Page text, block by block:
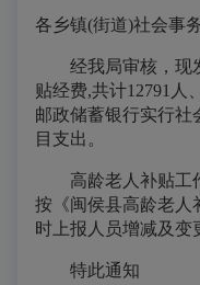
各乡镇(街道)社会事
经我局审核，现发
贴经费,共计12791人
邮政储蓄银行实行社
目支出。
高龄老人补贴工作
按《闽侯县高龄老人
时上报人员增减及变
特此通知